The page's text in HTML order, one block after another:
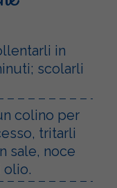
in
scolarli
colino per
tritarli
sale, noce
olio.